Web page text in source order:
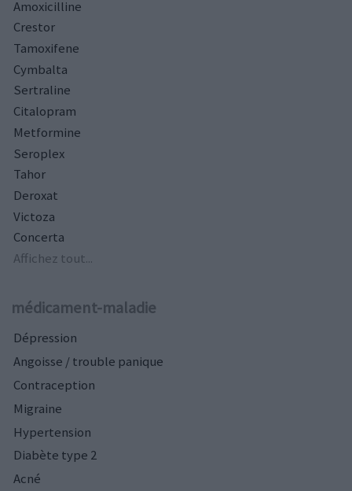
Amoxicilline
Crestor
Tamoxifene
Cymbalta
Sertraline
Citalopram
Metformine
Seroplex
Tahor
Deroxat
Victoza
Concerta
Affichez tout...
médicament-maladie
Dépression
Angoisse / trouble panique
Contraception
Migraine
Hypertension
Diabète type 2
Acné